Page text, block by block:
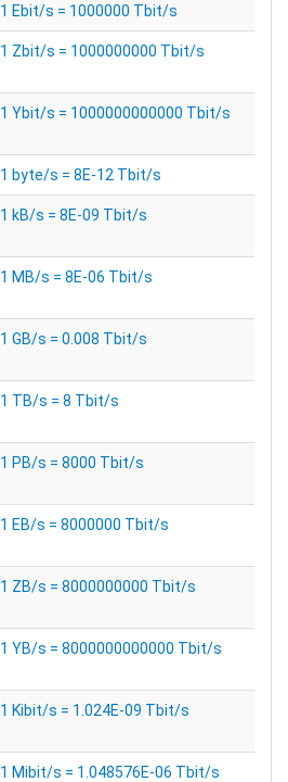
1 Ebit/s = 1000000 Tbit/s
1 Zbit/s = 1000000000 Tbit/s
1 Ybit/s = 1000000000000 Tbit/s
1 byte/s = 8E-12 Tbit/s
1 kB/s = 8E-09 Tbit/s
1 MB/s = 8E-06 Tbit/s
1 GB/s = 0.008 Tbit/s
1 TB/s = 8 Tbit/s
1 PB/s = 8000 Tbit/s
1 EB/s = 8000000 Tbit/s
1 ZB/s = 8000000000 Tbit/s
1 YB/s = 8000000000000 Tbit/s
1 Kibit/s = 1.024E-09 Tbit/s
1 Mibit/s = 1.048576E-06 Tbit/s